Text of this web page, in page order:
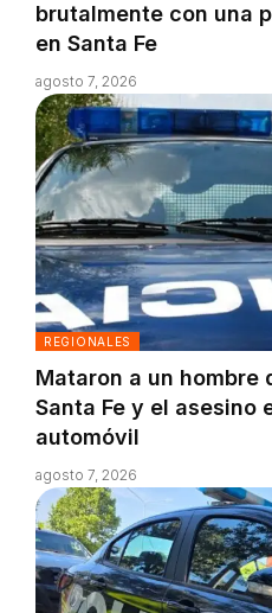
brutalmente con una
en Santa Fe
agosto 7, 2026
REGIONALES
Mataron a un hombre
Santa Fe y el asesino
automóvil
agosto 7, 2026